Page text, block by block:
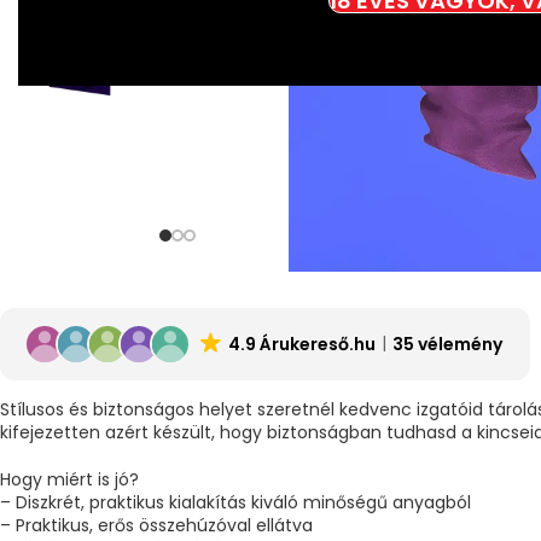
4.9 Árukereső.hu 35 vélemény
Stílusos és biztonságos helyet szeretnél kedvenc izgatóid
kifejezetten azért készült, hogy biztonságban tudhasd a
Hogy miért is jó?
– Diszkrét, praktikus kialakítás kiváló minőségű anyagból
– Praktikus, erős összehúzóval ellátva